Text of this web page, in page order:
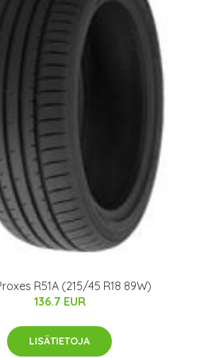
R51A (215/45 R18 89W)
136.7 EUR
LISÄTIETOJA